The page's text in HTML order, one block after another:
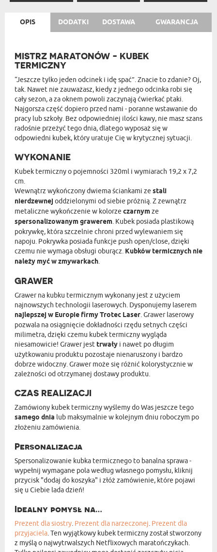
OPIS DODATKI DOSTAWA GWARANCJA
MISTRZ MARATONÓW - KUBEK
TERMICZNY
“Jeszcze tylko jeden odcinek i idę spać”. Znacie to zdanie? Oj,
tak. Nawet nie zauważasz, kiedy z jednego odcinka robi się
cały sezon, a za oknem powoli zaczynają ćwierkać ptaki.
Najgorsza część dopiero przed nami - poranne wstawanie do
pracy lub szkoły. Bez odpowiedniej ilości kawy, nie masz szans
radośnie przeżyć tego dnia, dlatego wyposaż się w
odpowiedni kubek, który uratuje Cię w krytycznej sytuacji.
WYKONANIE
Kubek termiczny o pojemności 320ml i wymiarach 19,2 x 7,2
cm.
Wewnątrz wykończony dwiema ściankami ze stali
nierdzewnej oddzielonymi od siebie próżnią. Z zewnątrz
metaliczne wykończenie w kolorze czarnymze
spersonalizowanym grawerem. Kubek posiada plastikową
pokrywkę, która szczelnie chroni przed wylewaniem się
napoju. Pokrywka posiada funkcje push open/close, dzięki
czemu nie wymaga obsługi oburącz. Kubków termicznych nie
należy myć w zmywarkach.
GRAWER
Grawer na kubku termicznym wykonany jest z użyciem
najnowszych technologii laserowych. Dysponujemy laserem
najlepszej w Europie firmy Trotec Laser. Grawer laserowy
pozwala na osiągnięcie dokładności rzędu setnych części
milimetra, dzięki czemu kubek termiczny wygląda
niesamowicie! Grawer jest trwały i nawet po długim
użytkowaniu produktu pozostaje nienaruszony i bardzo
dobrze widoczny. Grawer może się różnić kolorystycznie w
zależności od otrzymanej dostawy produktu.
CZAS REALIZACJI
Zamówiony kubek termiczny wyślemy do Was jeszcze tego
samego dnia lub maksymalnie w kolejnym dniu roboczym po
złożeniu zamówienia.
Personalizacja
Spersonalizowanie kubka termicznego to banalna sprawa -
wypełnij wymagane pola według własnego pomysłu, kliknij
przycisk "dodaj do koszyka" i złóż zamówienie, które pojawi
się u Ciebie lada dzień!
Idealny pomysł na…
Prezent dla siostry. Prezent dla narzeczonej. Prezent dla
przyjaciela. Ten wyjątkowy kubek termiczny został stworzony
z myślą o najwytrwalszych Netflixowych maratończykach.